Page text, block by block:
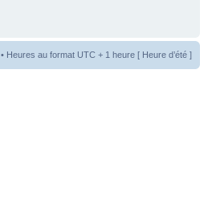
• Heures au format UTC + 1 heure [ Heure d’été ]